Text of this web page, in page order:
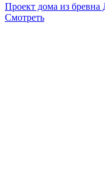
Проект дома из
Смотреть